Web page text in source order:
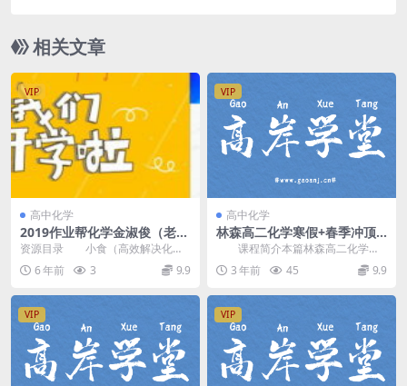
相关文章
VIP
高中化学
2019作业帮化学金淑俊（老
金）985班
资源目录 小食（高效解决化学
基础知识）[36节]\化学小食-充放电
电池.mp4...
6 年前 3 9.9
VIP
高中化学
林森高二化学寒假+春季冲顶
班视频课程(有机+结构)
课程简介本篇林森高二化学上
学期冲顶班讲课视频，由作业帮 林
森(昵称：五木老师...
3 年前 45 9.9
VIP VIP